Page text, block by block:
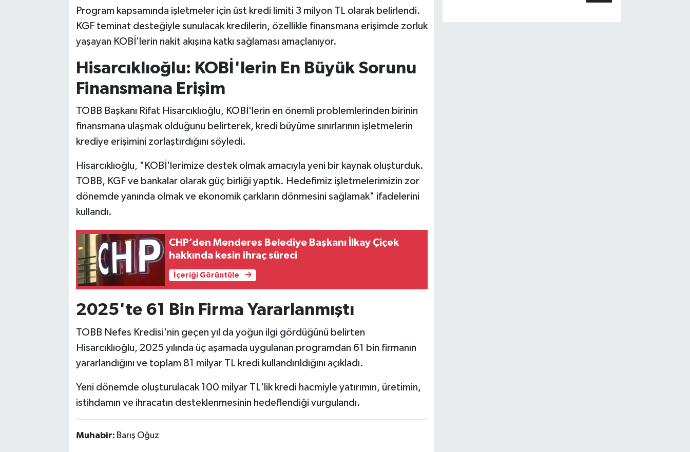
Program kapsamında işletmeler için üst kredi limiti 3 milyon TL olarak belirlendi.
KGF teminat desteğiyle sunulacak kredilerin, özellikle finansmana erişimde zorluk
yaşayan KOBİ'lerin nakit akışına katkı sağlaması amaçlanıyor.
Hisarcıklıoğlu: KOBİ'lerin En Büyük Sorunu
Finansmana Erişim
TOBB Başkanı Rifat Hisarcıklıoğlu, KOBİ'lerin en önemli problemlerinden birinin
finansmana ulaşmak olduğunu belirterek, kredi büyüme sınırlarının işletmelerin
krediye erişimini zorlaştırdığını söyledi.
Hisarcıklıoğlu, "KOBİ'lerimize destek olmak amacıyla yeni bir kaynak oluşturduk.
TOBB, KGF ve bankalar olarak güç birliği yaptık. Hedefimiz işletmelerimizin zor
dönemde yanında olmak ve ekonomik çarkların dönmesini sağlamak" ifadelerini
kullandı.
CHP’den Menderes Belediye Başkanı İlkay Çiçek
hakkında kesin ihraç süreci
İçeriği Görüntüle
2025'te 61 Bin Firma Yararlanmıştı
TOBB Nefes Kredisi'nin geçen yıl da yoğun ilgi gördüğünü belirten
Hisarcıklıoğlu, 2025 yılında üç aşamada uygulanan programdan 61 bin firmanın
yararlandığını ve toplam 81 milyar TL kredi kullandırıldığını açıkladı.
Yeni dönemde oluşturulacak 100 milyar TL'lik kredi hacmiyle yatırımın, üretimin,
istihdamın ve ihracatın desteklenmesinin hedeflendiği vurgulandı.
Muhabir: Barış Oğuz